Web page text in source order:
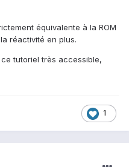
équivalente à la ROM
réactivité en plus.
tutoriel très accessible,
1